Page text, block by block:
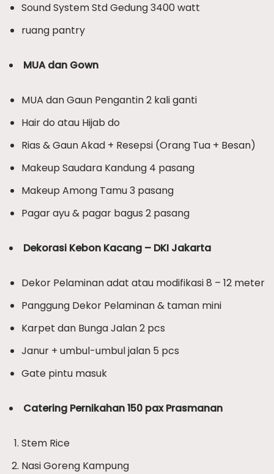
Sound System Std Gedung 3400 watt
ruang pantry
MUA dan Gown
MUA dan Gaun Pengantin 2 kali ganti
Hair do atau Hijab do
Rias & Gaun Akad + Resepsi (Orang Tua + Besan)
Makeup Saudara Kandung 4 pasang
Makeup Among Tamu 3 pasang
Pagar ayu & pagar bagus 2 pasang
Dekorasi Kebon Kacang – DKI Jakarta
Dekor Pelaminan adat atau modifikasi 8 – 12 meter
Panggung Dekor Pelaminan & taman mini
Karpet dan Bunga Jalan 2 pcs
Janur + umbul-umbul jalan 5 pcs
Gate pintu masuk
Catering Pernikahan 150 pax Prasmanan
Stem Rice
Nasi Goreng Kampung